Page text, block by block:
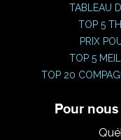
TABLEAU
TOP 5
PRIX
TOP 5
TOP 20
Pour